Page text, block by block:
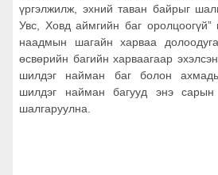
үргэлжилж, эхний таван байрыг
Увс, Ховд аймгийн баг
наадмын шагайн харваа
өсвөрийн багийн харваагаар
шилдэг найман баг болон
шилдэг найман багууд энэ
шалгаруулна.